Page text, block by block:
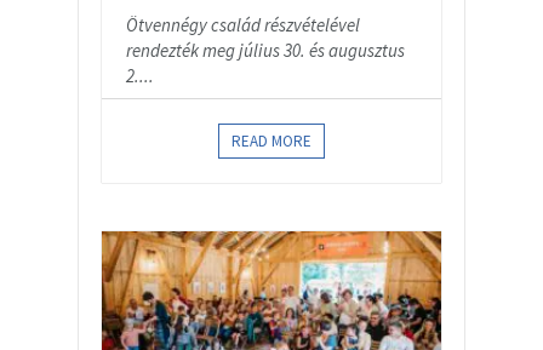
Ötvennégy család részvételével
rendezték meg július 30. és augusztus
2....
READ MORE